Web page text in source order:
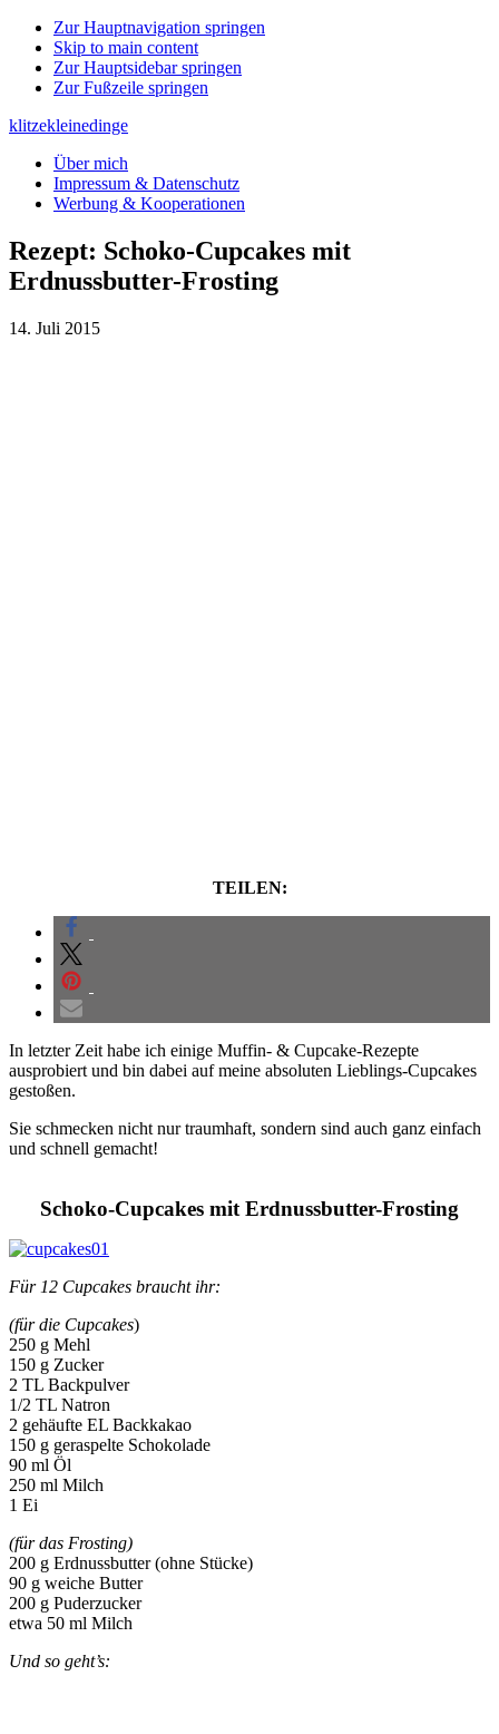
Zur Hauptnavigation springen
Skip to main content
Zur Hauptsidebar springen
Zur Fußzeile springen
klitzekleinedinge
Über mich
Impressum & Datenschutz
Werbung & Kooperationen
Rezept: Schoko-Cupcakes mit
Erdnussbutter-Frosting
14. Juli 2015
TEILEN:
In letzter Zeit habe ich einige Muffin- & Cupcake-Rezepte
ausprobiert und bin dabei auf meine absoluten Lieblings-Cupcakes
gestoßen.
Sie schmecken nicht nur traumhaft, sondern sind auch ganz einfach
und schnell gemacht!
Schoko-Cupcakes mit Erdnussbutter-Frosting
Für 12 Cupcakes braucht ihr:
(für die Cupcakes)
250 g Mehl
150 g Zucker
2 TL Backpulver
1/2 TL Natron
2 gehäufte EL Backkakao
150 g geraspelte Schokolade
90 ml Öl
250 ml Milch
1 Ei
(für das Frosting)
200 g Erdnussbutter (ohne Stücke)
90 g weiche Butter
200 g Puderzucker
etwa 50 ml Milch
Und so geht’s: